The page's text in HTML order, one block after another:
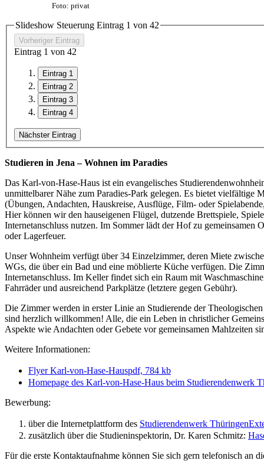
Foto: privat
Slideshow Steuerung Eintrag 1 von 42
Vorheriger Eintrag
Eintrag 1 von 42
Eintrag 1
Eintrag 2
Eintrag 3
Eintrag 4
Nächster Eintrag
Studieren in Jena – Wohnen im Paradies
Das Karl-von-Hase-Haus ist ein evangelisches
unmittelbarer Nähe zum Paradies-Park gelegen. Es bietet vielfältige
(Übungen, Andachten, Hauskreise, Ausflüge, Film- oder
Hier können wir den hauseigenen Flügel, dutzende Brettspiele,
Internetanschluss nutzen. Im Sommer lädt der Hof zu
oder Lagerfeuer.
Unser Wohnheim verfügt über 34 Einzelzimmer, deren Miete
WGs, die über ein Bad und eine möblierte Küche verfügen. Die
Internetanschluss. Im Keller findet sich ein Raum mit
Fahrräder und ausreichend Parkplätze (letztere gegen Gebühr).
Die Zimmer werden in erster Linie an Studierende der
sind herzlich willkommen! Alle, die ein Leben in christlicher
Aspekte wie Andachten oder Gebete vor gemeinsamen Mahlzeiten
Weitere Informationen:
Flyer Karl-von-Hase-Hauspdf, 784 kb
Homepage des Karl-von-Hase-Haus beim Studierendenwerk
Bewerbung:
über die Internetplattform des Studierendenwerk Thüringen
zusätzlich über die Studieninspektorin, Dr. Karen Schmitz:
Für die erste Kontaktaufnahme können Sie sich gern telefonisch an